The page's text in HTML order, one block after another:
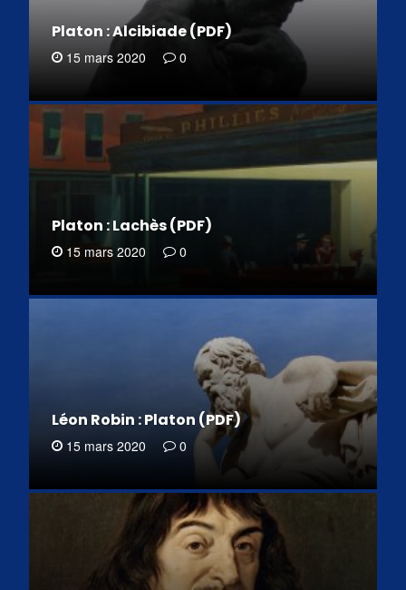
Platon : Alcibiade (PDF)
15 mars 2020 0
Platon : Lachès (PDF)
15 mars 2020 0
Léon Robin : Platon (PDF)
15 mars 2020 0